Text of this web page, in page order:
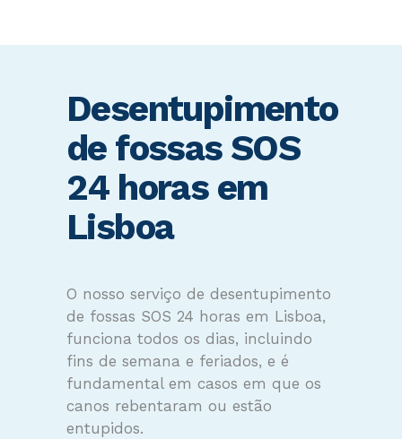
Desentupimento
de fossas SOS
24 horas em
Lisboa
O nosso serviço de desentupimento
de fossas SOS 24 horas em Lisboa,
funciona todos os dias, incluindo
fins de semana e feriados, e é
fundamental em casos em que os
canos rebentaram ou estão
entupidos.